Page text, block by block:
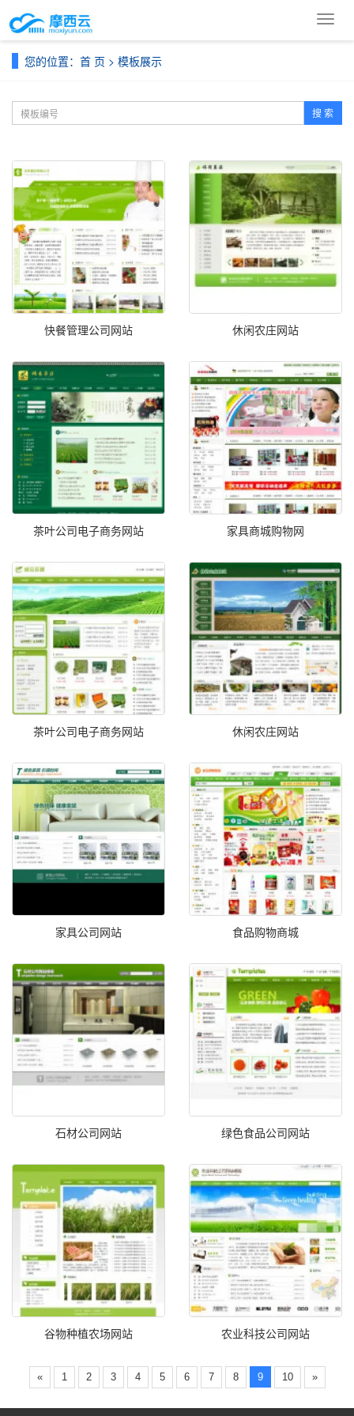
导
您的位置： 首 页 > 模板展示
搜 索
快餐管理公司网站 休闲农庄网站
茶叶公司电子商务网站 家具商城购物网
茶叶公司电子商务网站 休闲农庄网站
家具公司网站 食品购物商城
石材公司网站 绿色食品公司网站
谷物种植农场网站 农业科技公司网站
« 1 2 3 4 5 6 7 8 9 10 »